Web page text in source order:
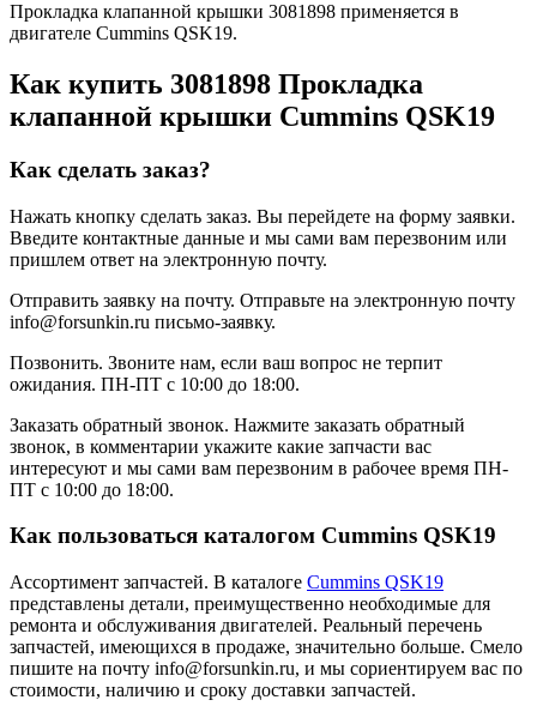
Прокладка клапанной крышки 3081898 применяется в
двигателе Cummins QSK19.
Как купить 3081898 Прокладка
клапанной крышки Cummins QSK19
Как сделать заказ?
Нажать кнопку сделать заказ. Вы перейдете на форму заявки.
Введите контактные данные и мы сами вам перезвоним или
пришлем ответ на электронную почту.
Отправить заявку на почту. Отправьте на электронную почту
info@forsunkin.ru письмо-заявку.
Позвонить. Звоните нам, если ваш вопрос не терпит
ожидания. ПН-ПТ с 10:00 до 18:00.
Заказать обратный звонок. Нажмите заказать обратный
звонок, в комментарии укажите какие запчасти вас
интересуют и мы сами вам перезвоним в рабочее время ПН-
ПТ с 10:00 до 18:00.
Как пользоваться каталогом Cummins QSK19
Ассортимент запчастей. В каталоге Cummins QSK19
представлены детали, преимущественно необходимые для
ремонта и обслуживания двигателей. Реальный перечень
запчастей, имеющихся в продаже, значительно больше. Смело
пишите на почту info@forsunkin.ru, и мы сориентируем вас по
стоимости, наличию и сроку доставки запчастей.